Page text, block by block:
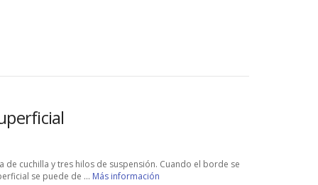
cuchilla y tres hilos de suspensión. Cuando el borde se
se puede de ... Más información